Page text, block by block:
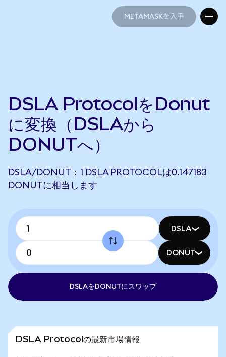
METAMASKを入手
DSLA ProtocolをDonut
に変換（DSLAから
DONUTへ）
DSLA/DONUT：1 DSLA PROTOCOLは0.147183
DONUTに相当します
DSLA
DONUT
DSLAをDONUTにスワップ
DSLA Protocolの最新市場情報